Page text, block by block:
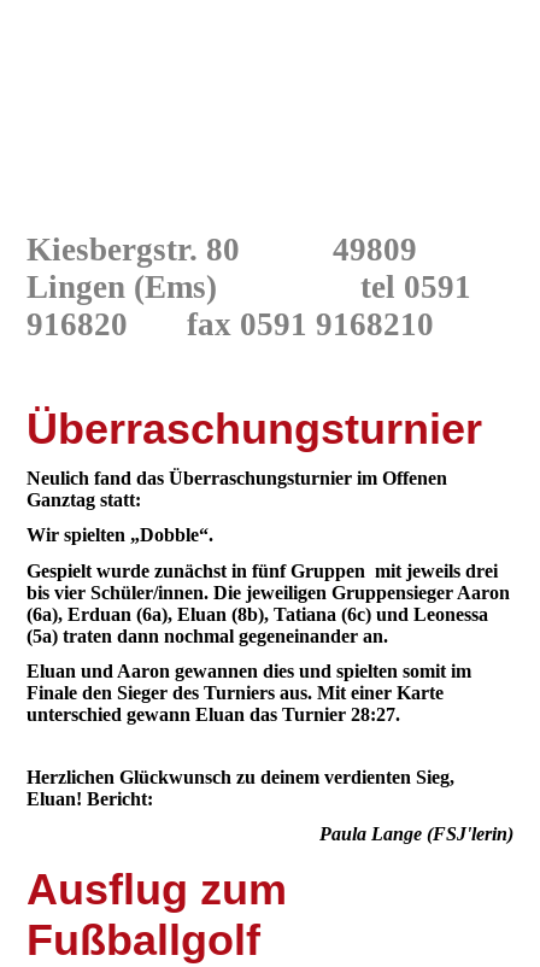
Kiesbergstr. 80 49809
Lingen (Ems) tel 0591
916820 fax 0591 9168210
Überraschungsturnier
Neulich fand das Überraschungsturnier im Offenen
Ganztag statt:
Wir spielten „Dobble“.
Gespielt wurde zunächst in fünf Gruppen mit jeweils drei
bis vier Schüler/innen. Die jeweiligen Gruppensieger Aaron
(6a), Erduan (6a), Eluan (8b), Tatiana (6c) und Leonessa
(5a) traten dann nochmal gegeneinander an.
Eluan und Aaron gewannen dies und spielten somit im
Finale den Sieger des Turniers aus. Mit einer Karte
unterschied gewann Eluan das Turnier 28:27.
Herzlichen Glückwunsch zu deinem verdienten Sieg,
Eluan! Bericht:
Paula Lange (FSJ'lerin)
Ausflug zum
Fußballgolf